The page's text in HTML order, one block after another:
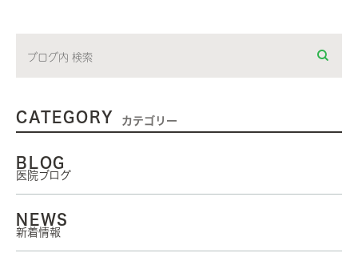
CATEGORY カテゴリー
BLOG
医院ブログ
NEWS
新着情報